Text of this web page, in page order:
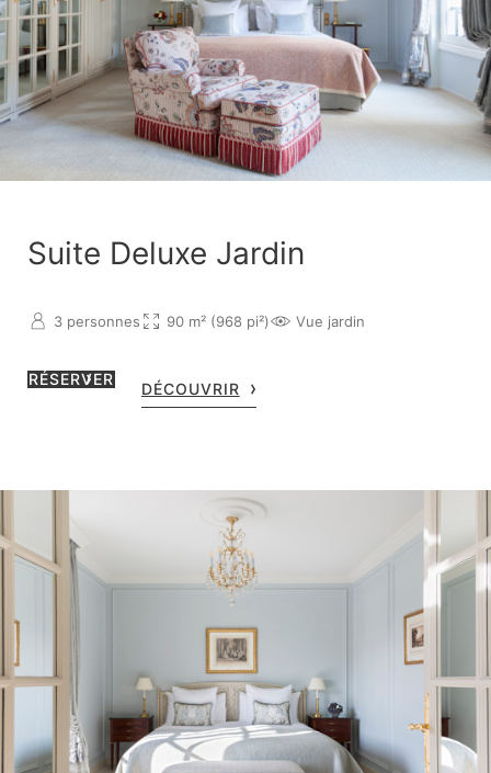
Suite Deluxe Jardin
3 personnes 90 m² (968 pi²) Vue jardin
RÉSERVER
DÉCOUVRIR